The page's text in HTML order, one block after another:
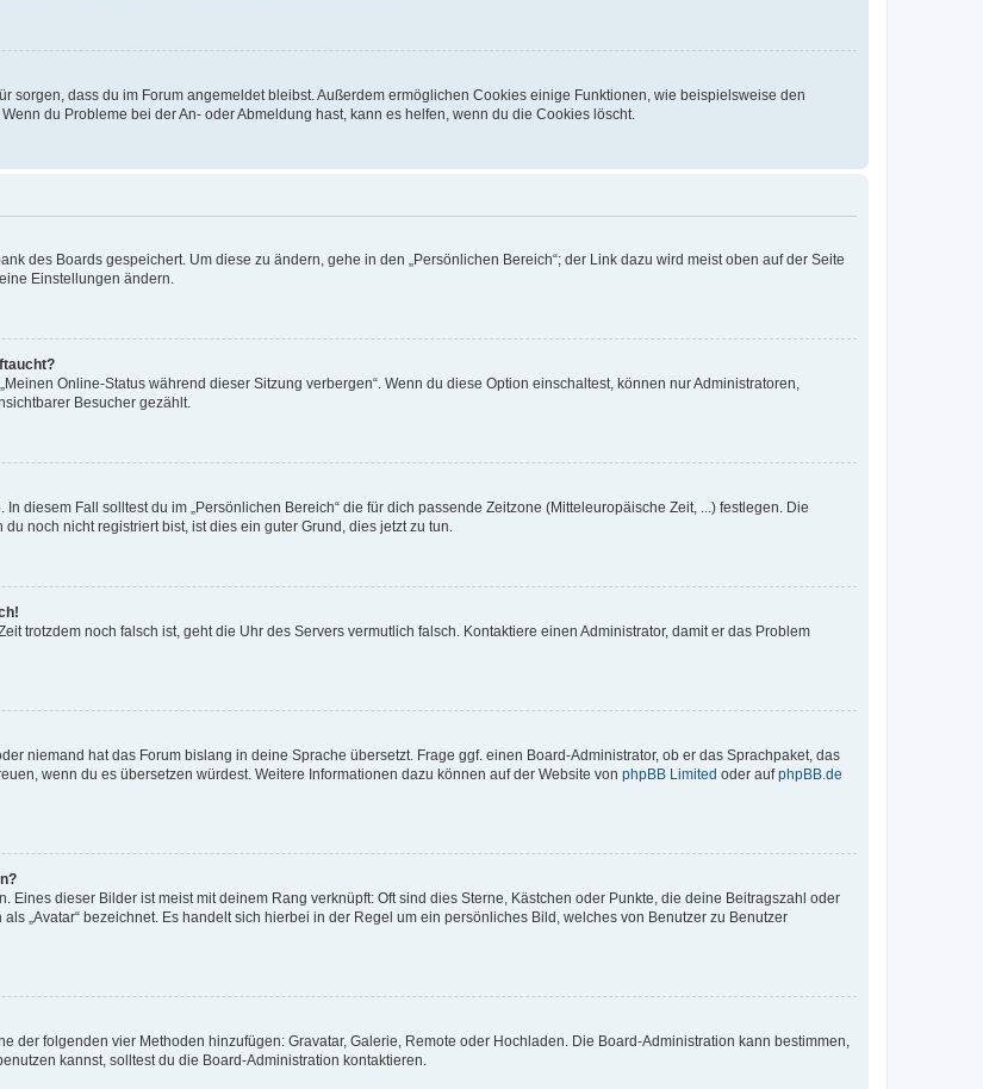
sorgen, dass du im Forum angemeldet bleibst. Außerdem ermöglichen Cookies einige Funktionen, wie beispielsweise den
du Probleme bei der An- oder Abmeldung hast, kann es helfen, wenn du die Cookies löscht.
des Boards gespeichert. Um diese zu ändern, gehe in den „Persönlichen Bereich“; der Link dazu wird meist oben auf der Seite
Einstellungen ändern.
Online-Status während dieser Sitzung verbergen“. Wenn du diese Option einschaltest, können nur Administratoren,
Besucher gezählt.
diesem Fall solltest du im „Persönlichen Bereich“ die für dich passende Zeitzone (Mitteleuropäische Zeit, ...) festlegen. Die
noch nicht registriert bist, ist dies ein guter Grund, dies jetzt zu tun.
trotzdem noch falsch ist, geht die Uhr des Servers vermutlich falsch. Kontaktiere einen Administrator, damit er das Problem
niemand hat das Forum bislang in deine Sprache übersetzt. Frage ggf. einen Board-Administrator, ob er das Sprachpaket, das
wenn du es übersetzen würdest. Weitere Informationen dazu können auf der Website von phpBB Limited oder aufphpBB.de
dieser Bilder ist meist mit deinem Rang verknüpft: Oft sind dies Sterne, Kästchen oder Punkte, die deine Beitragszahl oder
„Avatar“ bezeichnet. Es handelt sich hierbei in der Regel um ein persönliches Bild, welches von Benutzer zu Benutzer
der folgenden vier Methoden hinzufügen: Gravatar, Galerie, Remote oder Hochladen. Die Board-Administration kann bestimmen,
kannst, solltest du die Board-Administration kontaktieren.